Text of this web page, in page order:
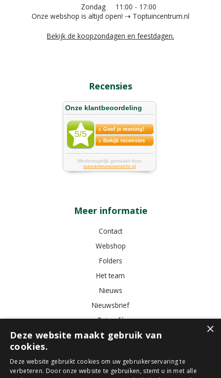
Zondag
11:00 - 17:00
Onze webshop is altijd open! ⇢ Toptuincentrum.nl
Bekijk de koopzondagen en feestdagen.
Recensies
Meer informatie
Contact
Webshop
Folders
Het team
Nieuws
Nieuwsbrief
Tuincafé
Vacatures
×
Deze website maakt gebruik van
cookies.
Deze website gebruikt cookies om uw gebruikerservaring te
verbeteren. Door onze website te gebruiken, stemt u in met alle